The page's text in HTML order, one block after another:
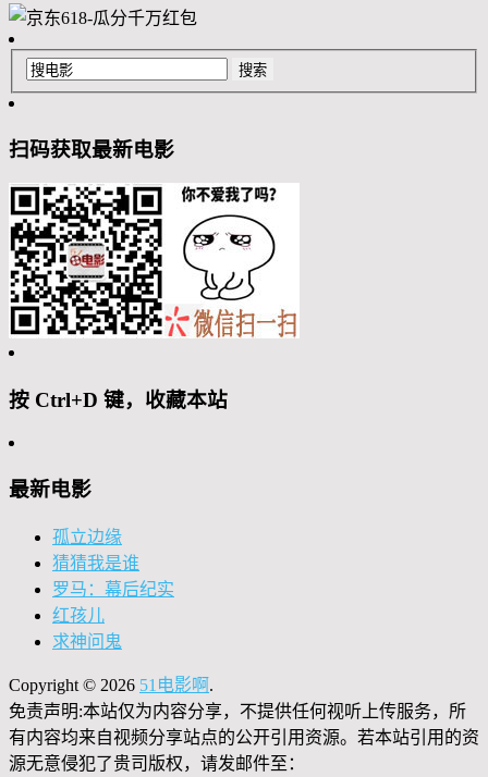
扫码获取最新电影
按 Ctrl+D 键，收藏本站
最新电影
孤立边缘
猜猜我是谁
罗马：幕后纪实
红孩儿
求神问鬼
Copyright © 2026 51电影啊 .
免责声明:本站仅为内容分享，不提供任何视听上传服务，所
有内容均来自视频分享站点的公开引用资源。若本站引用的资
源无意侵犯了贵司版权，请发邮件至：